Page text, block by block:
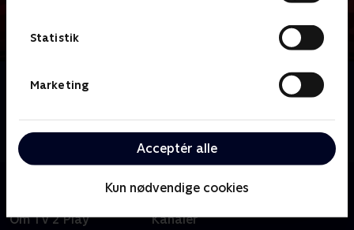
Statistik
Marketing
Acceptér alle
Kun nødvendige cookies
Om News & Co.
Veloplagte værter og gode gæster serverer dagens
for fordybelse og debat.
Om TV 2 Play Kanaler